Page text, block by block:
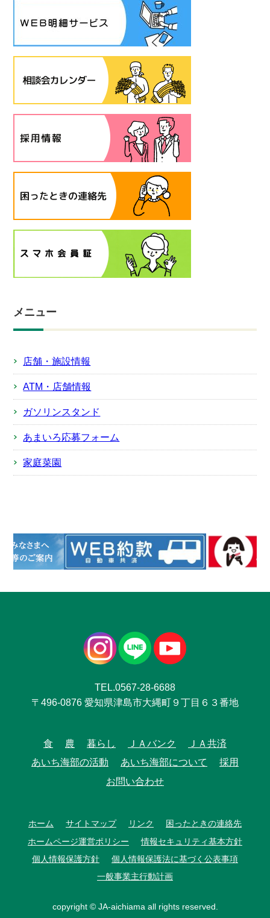
メニュー
店舗・施設情報
ATM・店舗情報
ガソリンスタンド
あまいろ応募フォーム
家庭菜園
TEL.0567-28-6688
〒496-0876 愛知県津島市大縄町９丁目６３番地
食 農 暮らし ＪＡバンク
ＪＡ共済
あいち海部の活動
あいち海部について
採用
お問い合わせ
ホーム サイトマップ リンク
困ったときの連絡先
ホームページ運営ポリシー
情報セキュリティ基本方針
個人情報保護方針
個人情報保護法に基づく公表事項
一般事業主行動計画
copyright © JA-aichiama all rights reserved.